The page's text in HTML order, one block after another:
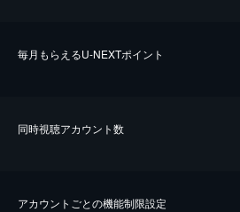
毎⽉もらえるU-NEXTポイント
同時視聴アカウント数
アカウントごとの機能制限設定